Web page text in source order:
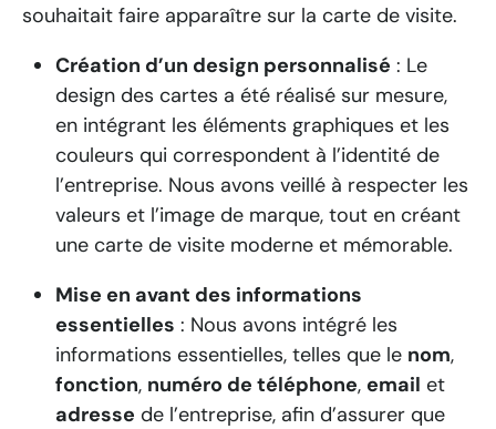
souhaitait faire apparaître sur la carte de visite.
Création d’un design personnalisé : Le
design des cartes a été réalisé sur mesure,
en intégrant les éléments graphiques et les
couleurs qui correspondent à l’identité de
l’entreprise. Nous avons veillé à respecter les
valeurs et l’image de marque, tout en créant
une carte de visite moderne et mémorable.
Mise en avant des informations
essentielles : Nous avons intégré les
informations essentielles, telles que le nom,
fonction, numéro de téléphone, email et
adresse de l’entreprise, afin d’assurer que